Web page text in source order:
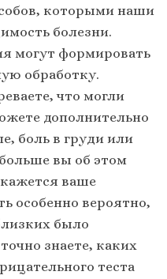
которыми наши
болезни.
могут формировать
обработку.
что могли
дополнительно
боль в груди или
вы об этом
ваше
особенно вероятно,
было
знаете, каких
теста